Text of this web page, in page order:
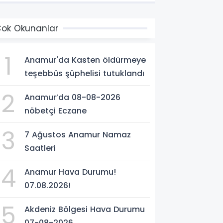
Okunanlar
1
Anamur'da Kasten öldürmeye
teşebbüs şüphelisi tutuklandı
2
Anamur’da 08-08-2026
nöbetçi Eczane
3
7 Ağustos Anamur Namaz
Saatleri
4
Anamur Hava Durumu!
07.08.2026!
5
Akdeniz Bölgesi Hava Durumu